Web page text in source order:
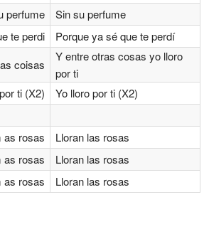
perfume
Sin su perfume
te perdi
Porque ya sé que te perdí
coisas
Y entre otras cosas yo lloro
por ti
ti (X2)
Yo lloro por ti (X2)
as rosas
Lloran las rosas
as rosas
Lloran las rosas
as rosas
Lloran las rosas